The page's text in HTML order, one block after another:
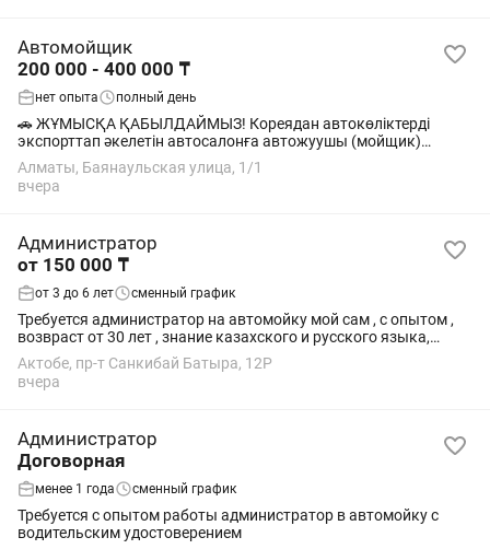
Автомойщик
200 000 - 400 000 ₸
нет опыта полный день
🚗 ЖҰМЫСҚА ҚАБЫЛДАЙМЫЗ! Кореядан автокөліктерді
экспорттап әкелетін автосалонға автожуушы (мойщик)
қажет. Міндетіңіз: Көліктерді жуу және таза күйде ұстау. Біз
ұсынамыз: ✅ Айлық – 200 000 ₸ ✅...
Алматы, Баянаульская улица, 1/1
вчера
Администратор
от 150 000 ₸
от 3 до 6 лет сменный график
Требуется администратор на автомойку мой сам , с опытом ,
возвраст от 30 лет , знание казахского и русского языка,
зарплата обсуждаема , район санкибай батыра Щебер , так же
будет магазин по...
Актобе, пр-т Санкибай Батыра, 12Р
вчера
Администратор
Договорная
менее 1 года сменный график
Требуется с опытом работы администратор в автомойку с
водительским удостоверением